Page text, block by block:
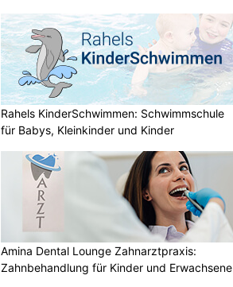
Rahels KinderSchwimmen: Schwimmschule
für Babys, Kleinkinder und Kinder
Amina Dental Lounge Zahnarztpraxis:
Zahnbehandlung für Kinder und Erwachsene